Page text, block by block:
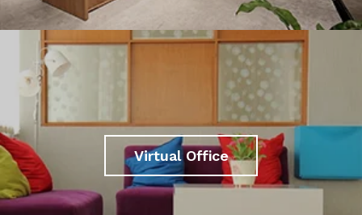
Virtual Office